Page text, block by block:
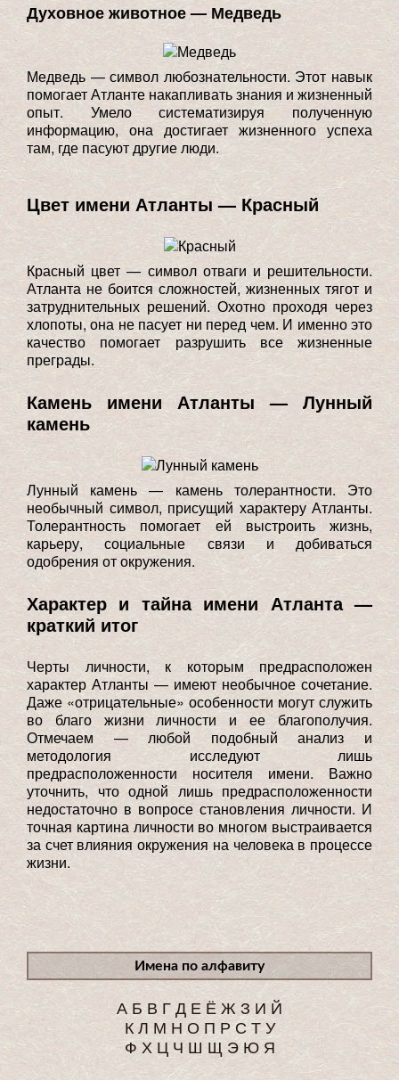
Духовное животное — Медведь
Медведь — символ любознательности. Этот навык
помогает Атланте накапливать знания и жизненный
опыт. Умело систематизируя полученную
информацию, она достигает жизненного успеха
там, где пасуют другие люди.
Цвет имени Атланты — Красный
Красный цвет — символ отваги и решительности.
Атланта не боится сложностей, жизненных тягот и
затруднительных решений. Охотно проходя через
хлопоты, она не пасует ни перед чем. И именно это
качество помогает разрушить все жизненные
преграды.
Камень имени Атланты — Лунный
камень
Лунный камень — камень толерантности. Это
необычный символ, присущий характеру Атланты.
Толерантность помогает ей выстроить жизнь,
карьеру, социальные связи и добиваться
одобрения от окружения.
Характер и тайна имени Атланта —
краткий итог
Черты личности, к которым предрасположен
характер Атланты — имеют необычное сочетание.
Даже «отрицательные» особенности могут служить
во благо жизни личности и ее благополучия.
Отмечаем — любой подобный анализ и
методология исследуют лишь
предрасположенности носителя имени. Важно
уточнить, что одной лишь предрасположенности
недостаточно в вопросе становления личности. И
точная картина личности во многом выстраивается
за счет влияния окружения на человека в процессе
жизни.
Имена по алфавиту
А Б В ГД Е Ё Ж З И Й
К Л М Н О П Р С Т У
Ф Х Ц Ч Ш Щ Э Ю Я